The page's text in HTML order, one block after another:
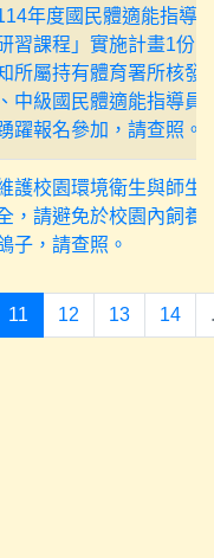
114年度國民體適能指導
習課程」實施計畫1份
所屬持有體育署所核發
中級國民體適能指導員
躍報名參加，請查照。
護校園環境衛生與師生
，請避免於校園內飼養
子，請查照。
11 12 13 14